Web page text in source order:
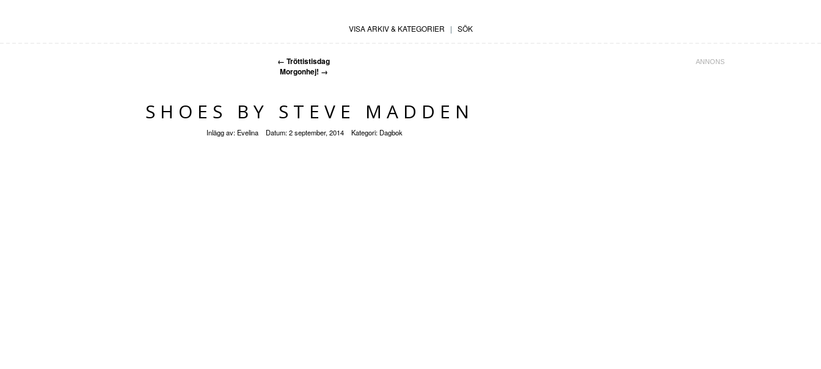
VISA ARKIV & KATEGORIER | SÖK
← Tröttistisdag
Morgonhej! →
SHOES BY STEVE MADDEN
Inlägg av: Evelina Datum:2 september, 2014 Kategori: Dagbok